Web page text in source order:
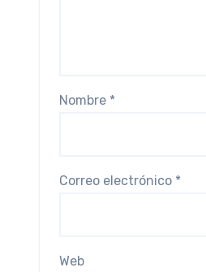
Nombre *
Correo electrónico *
Web